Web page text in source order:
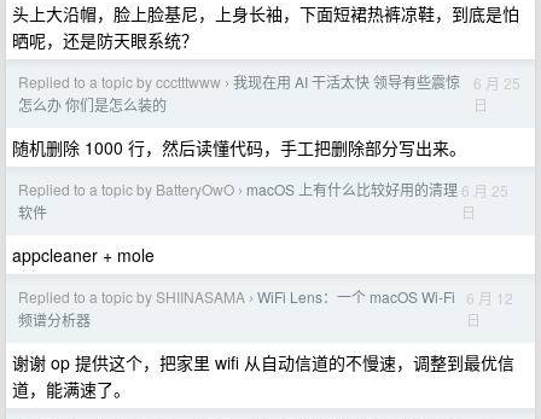
头上大沿帽，脸上脸基尼，上身长袖，下面短裙热裤凉鞋，到底是怕
晒呢，还是防天眼系统？
Replied to a topic by ccctttwww › 我现在用 AI 干活太快 领导有些震惊
怎么办 你们是怎么装的
6 月 25
日
随机删除 1000 行，然后读懂代码，手工把删除部分写出来。
Replied to a topic by BatteryOwO › macOS 上有什么比较好用的清理
软件
6 月 25
日
appcleaner + mole
Replied to a topic by SHIINASAMA › WiFi Lens：一个 macOS Wi-Fi
频谱分析器
6 月 12
日
谢谢 op 提供这个，把家里 wifi 从自动信道的不慢速，调整到最优信
道，能满速了。